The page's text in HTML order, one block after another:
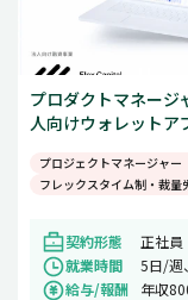
プロダクトマネー
人向けウォレットア
プロジェクトマネージャー
フレックスタイム制・裁量
契約形態
正社員
就業時間
5日/週
給与/報酬
年収